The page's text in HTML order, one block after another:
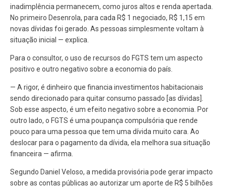
inadimplência permanecem, como juros altos e renda apertada.
No primeiro Desenrola, para cada R$ 1 negociado, R$ 1,15 em
novas dívidas foi gerado. As pessoas simplesmente voltam à
situação inicial — explica.
Para o consultor, o uso de recursos do FGTS tem um aspecto
positivo e outro negativo sobre a economia do país.
— A rigor, é dinheiro que financia investimentos habitacionais
sendo direcionado para quitar consumo passado [as dívidas].
Sob esse aspecto, é um efeito negativo sobre a economia. Por
outro lado, o FGTS é uma poupança compulsória que rende
pouco para uma pessoa que tem uma dívida muito cara. Ao
deslocar para o pagamento da dívida, ela melhora sua situação
financeira — afirma.
Segundo Daniel Veloso, a medida provisória pode gerar impacto
sobre as contas públicas ao autorizar um aporte de R$ 5 bilhões